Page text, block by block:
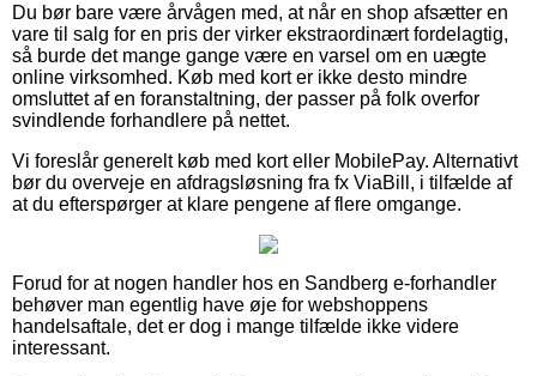
Du bør bare være årvågen med, at når en shop afsætter en
vare til salg for en pris der virker ekstraordinært fordelagtig,
så burde det mange gange være en varsel om en uægte
online virksomhed. Køb med kort er ikke desto mindre
omsluttet af en foranstaltning, der passer på folk overfor
svindlende forhandlere på nettet.
Vi foreslår generelt køb med kort eller MobilePay. Alternativt
bør du overveje en afdragsløsning fra fx ViaBill, i tilfælde af
at du efterspørger at klare pengene af flere omgange.
Forud for at nogen handler hos en Sandberg e-forhandler
behøver man egentlig have øje for webshoppens
handelsaftale, det er dog i mange tilfælde ikke videre
interessant.